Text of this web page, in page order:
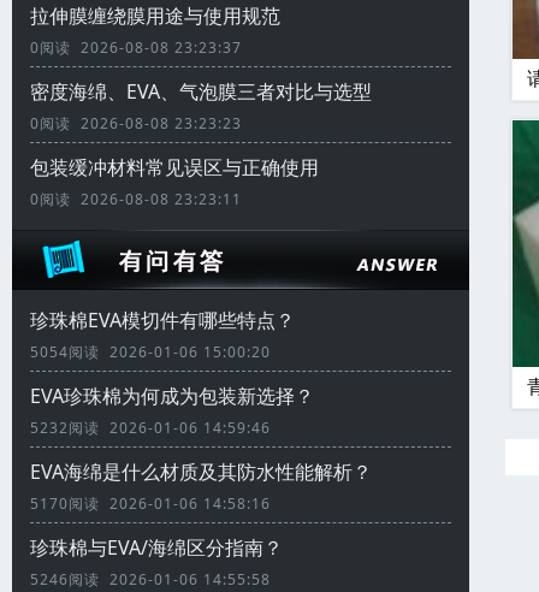
拉伸膜缠绕膜用途与使用规范
0阅读 2026-08-08 23:23:37
密度海绵、EVA、气泡膜三者对比与选型
0阅读 2026-08-08 23:23:23
包装缓冲材料常见误区与正确使用
0阅读 2026-08-08 23:23:11
珍珠棉EVA模切件有哪些特点？
5054阅读 2026-01-06 15:00:20
EVA珍珠棉为何成为包装新选择？
5232阅读 2026-01-06 14:59:46
EVA海绵是什么材质及其防水性能解析？
5170阅读 2026-01-06 14:58:16
珍珠棉与EVA/海绵区分指南？
5246阅读 2026-01-06 14:55:58